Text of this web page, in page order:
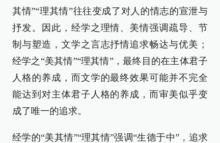
其情”“理其情”往往变成了对人的情志的宣泄与
抒发。因此，经学之理情、美情强调疏导、节
制与塑造，文学之言志抒情追求畅达与优美；
经学之“美其情”“理其情”，最终目的在主体君子
人格的养成，而文学的最终效果可能并不完全
能达到对主体君子人格的养成，而审美似乎变
成了唯一的追求。
经学的“美其情”“理其情”强调“生德于中”，追求